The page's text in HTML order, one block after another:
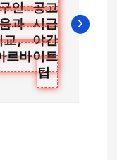
인 공고
과 시급
교, 야간
르바이트
팁